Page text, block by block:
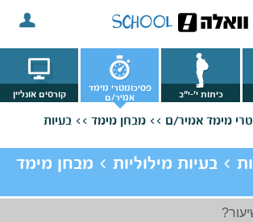
כיתות י'-י"ב
פסיכומטרי מימד
אמיר/ם
קורסים אונליין
מימד אמיר/ם >> מבחן מימד >> בעיות
> בעיות מילוליות > מבחן מימד